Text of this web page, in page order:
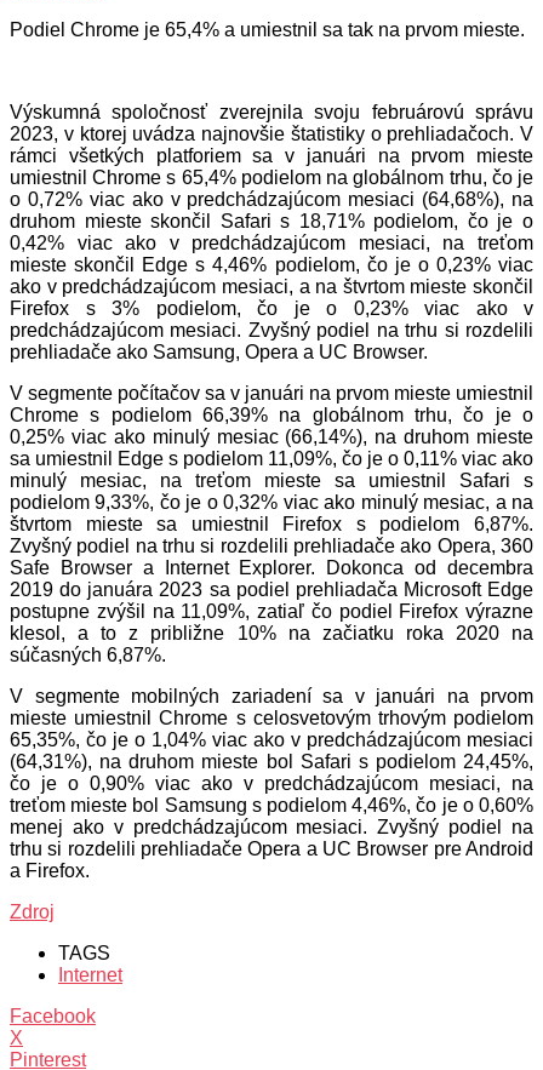
Podiel Chrome je 65,4% a umiestnil sa tak na prvom mieste.
Výskumná spoločnosť zverejnila svoju februárovú správu
2023, v ktorej uvádza najnovšie štatistiky o prehliadačoch. V
rámci všetkých platforiem sa v januári na prvom mieste
umiestnil Chrome s 65,4% podielom na globálnom trhu, čo je
o 0,72% viac ako v predchádzajúcom mesiaci (64,68%), na
druhom mieste skončil Safari s 18,71% podielom, čo je o
0,42% viac ako v predchádzajúcom mesiaci, na treťom
mieste skončil Edge s 4,46% podielom, čo je o 0,23% viac
ako v predchádzajúcom mesiaci, a na štvrtom mieste skončil
Firefox s 3% podielom, čo je o 0,23% viac ako v
predchádzajúcom mesiaci. Zvyšný podiel na trhu si rozdelili
prehliadače ako Samsung, Opera a UC Browser.
V segmente počítačov sa v januári na prvom mieste umiestnil
Chrome s podielom 66,39% na globálnom trhu, čo je o
0,25% viac ako minulý mesiac (66,14%), na druhom mieste
sa umiestnil Edge s podielom 11,09%, čo je o 0,11% viac ako
minulý mesiac, na treťom mieste sa umiestnil Safari s
podielom 9,33%, čo je o 0,32% viac ako minulý mesiac, a na
štvrtom mieste sa umiestnil Firefox s podielom 6,87%.
Zvyšný podiel na trhu si rozdelili prehliadače ako Opera, 360
Safe Browser a Internet Explorer. Dokonca od decembra
2019 do januára 2023 sa podiel prehliadača Microsoft Edge
postupne zvýšil na 11,09%, zatiaľ čo podiel Firefox výrazne
klesol, a to z približne 10% na začiatku roka 2020 na
súčasných 6,87%.
V segmente mobilných zariadení sa v januári na prvom
mieste umiestnil Chrome s celosvetovým trhovým podielom
65,35%, čo je o 1,04% viac ako v predchádzajúcom mesiaci
(64,31%), na druhom mieste bol Safari s podielom 24,45%,
čo je o 0,90% viac ako v predchádzajúcom mesiaci, na
treťom mieste bol Samsung s podielom 4,46%, čo je o 0,60%
menej ako v predchádzajúcom mesiaci. Zvyšný podiel na
trhu si rozdelili prehliadače Opera a UC Browser pre Android
a Firefox.
Zdroj
TAGS
Internet
Facebook
X
Pinterest